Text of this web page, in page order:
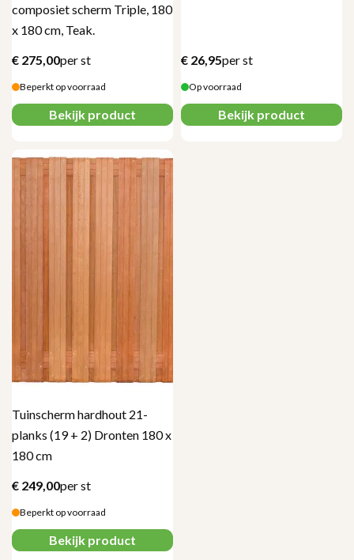
composiet scherm Triple, 180
x 180 cm, Teak.
€ 275,00per st
Beperkt op voorraad
Bekijk product
€ 26,95per st
Op voorraad
Bekijk product
Tuinscherm hardhout 21-
planks (19 + 2) Dronten 180 x
180 cm
€ 249,00per st
Beperkt op voorraad
Bekijk product